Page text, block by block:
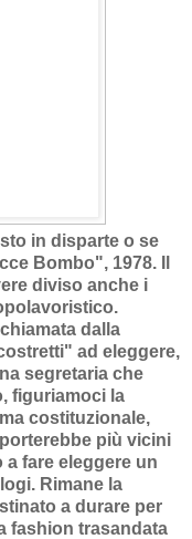
in disparte o se
Bombo", 1978. Il
diviso anche i
dalla
ad eleggere,
segretaria che
figuriamoci la
costituzionale,
più vicini
fare eleggere un
Rimane la
a durare per
fashion trasandata